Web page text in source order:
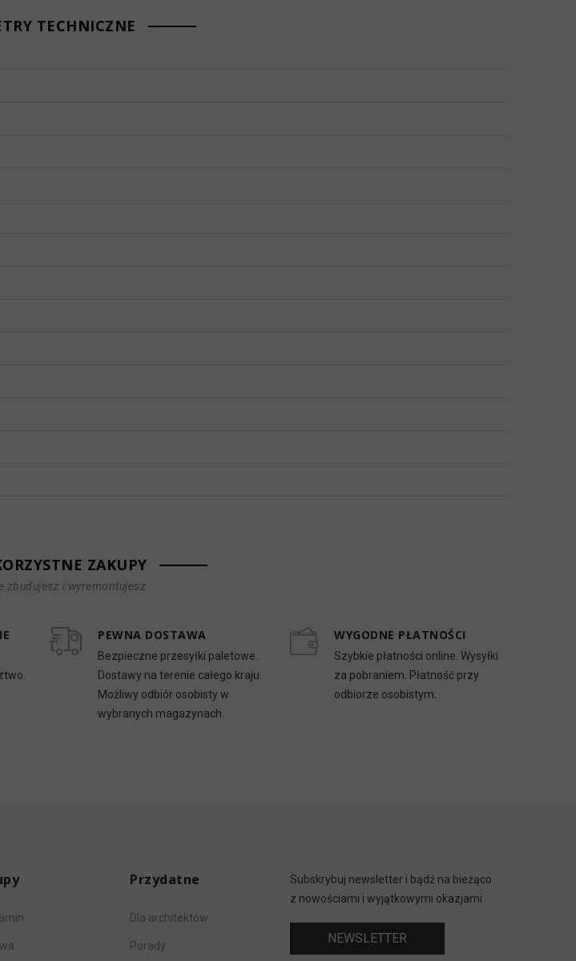
TECHNICZNE
ZAKUPY
zbudujesz i wyremontujesz
PEWNA DOSTAWA
Bezpieczne przesyłki paletowe.
Dostawy na terenie całego kraju.
Możliwy odbiór osobisty w
wybranych magazynach.
WYGODNE PŁATNOŚCI
Szybkie płatności online. Wysyłki
za pobraniem. Płatność przy
odbiorze osobistym.
Przydatne
Dla architektów
Porady
Subskrybuj newsletter i bądź na bieżąco
z nowościami i wyjątkowymi okazjami
NEWSLETTER